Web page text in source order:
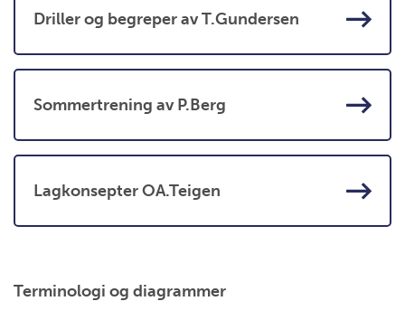
Driller og begreper av T.Gundersen
Sommertrening av P.Berg
Lagkonsepter OA.Teigen
Terminologi og diagrammer